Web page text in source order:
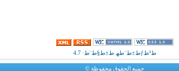
ط³ظƒط±ط¨طھ ط±ط§ط¨ط· 4.7
جميع الحقوق محفوظة ©